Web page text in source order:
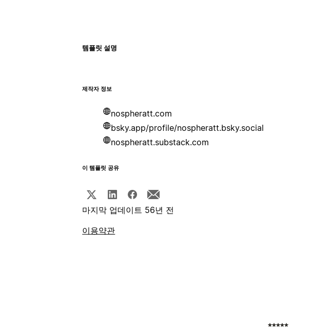
템플릿 설명
제작자 정보
nospheratt.com
bsky.app/profile/nospheratt.bsky.social
nospheratt.substack.com
이 템플릿 공유
마지막 업데이트 56년 전
이용약관